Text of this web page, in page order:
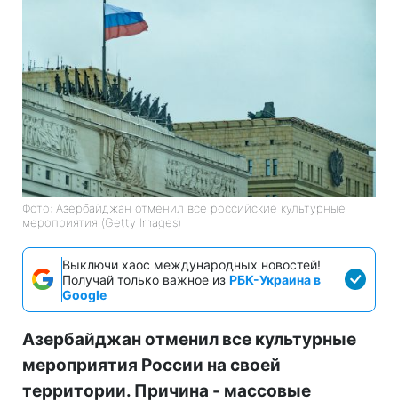
Фото: Азербайджан отменил все российские культурные
мероприятия (Getty Images)
Выключи хаос международных новостей!
Получай только важное из РБК-Украина в
Google
Азербайджан отменил все культурные
мероприятия России на своей
территории. Причина - массовые